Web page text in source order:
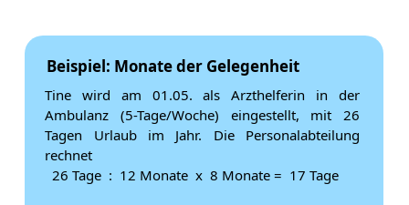
Beispiel: Monate der Gelegenheit
Tine wird am 01.05. als Arzthelferin in der
Ambulanz (5-Tage/Woche) eingestellt, mit 26
Tagen Urlaub im Jahr. Die Personalabteilung
rechnet
26 Tage : 12 Monate x 8 Monate = 17 Tage